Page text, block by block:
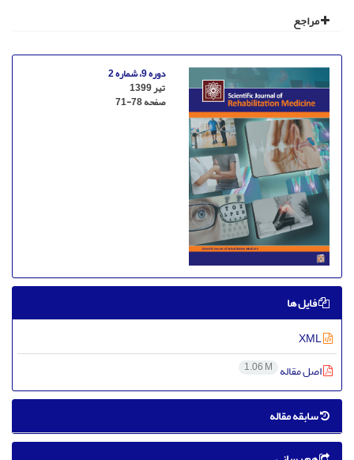
مراجع
دوره 9، شماره 2
تیر 1399
صفحه71-78
فایل ها
اصل مقاله 1.06 M
سابقه مقاله